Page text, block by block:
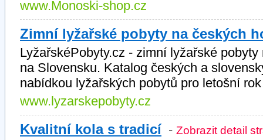
www.Monoski-shop.cz
Zimní lyžařské pobyty na českých
LyžařskéPobyty.cz - zimní lyžařské
na Slovensku. Katalog českých a
nabídkou lyžařských pobytů pro letošní
www.lyzarskepobyty.cz
Kvalitní kola s tradicí - Zobrazit detail